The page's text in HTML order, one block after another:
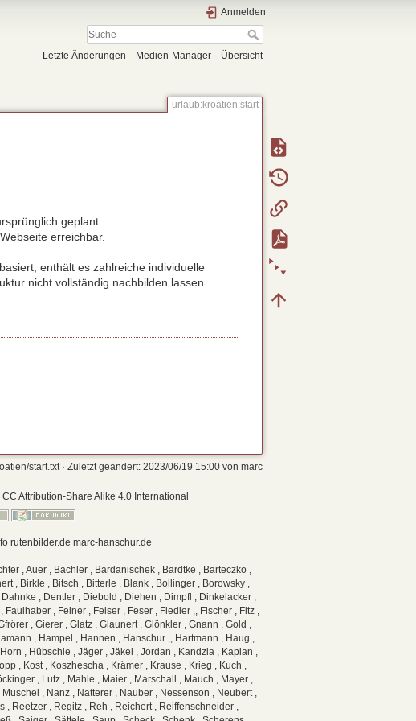
Anmelden
Letzte Änderungen Medien-Manager Übersicht
urlaub:kroatien:start
geplant.
erreichbar.
basiert, enthält es zahlreiche individuelle
nicht vollständig nachbilden lassen.
start.txt· Zuletzt geändert: 2023/06/19 15:00 von marc
CC Attribution-Share Alike 4.0 International
rutenbilder.de marc-hanschur.de
, Auer , Bachler , Bardanischek , Bardtke , Barteczko ,
, Birkle , Bitsch , Bitterle , Blank , Bollinger , Borowsky ,
, Dentler , Diebold , Diehen , Dimpfl , Dinkelacker ,
, Feiner , Felser , Feser , Fiedler ,, Fischer , Fitz ,
, Gierer , Glatz , Glaunert , Glönkler , Gnann , Gold ,
, Hampel , Hannen , Hanschur ,, Hartmann , Haug ,
, Hübschle , Jäger , Jäkel , Jordan , Kandzia , Kaplan ,
, Kost , Koszhescha , Krämer , Krause , Krieg , Kuch ,
, Lutz , Mahle , Maier , Marschall , Mauch , Mayer ,
, Nanz , Natterer , Nauber , Nessenson , Neubert ,
, Reetzer , Regitz , Reh , Reichert , Reiffenschneider ,